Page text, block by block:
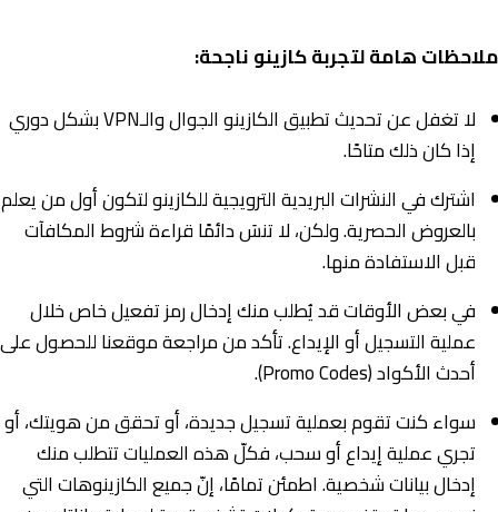
ملاحظات هامة لتجربة كازينو ناجحة:
لا تغفل عن تحديث تطبيق الكازينو الجوال والـVPN بشكل دوري
إذا كان ذلك متاحًا.
اشترك في النشرات البريدية الترويجية للكازينو لتكون أول من يعلم
بالعروض الحصرية. ولكن، لا تنسَ دائمًا قراءة شروط المكافآت
قبل الاستفادة منها.
في بعض الأوقات قد يُطلب منك إدخال رمز تفعيل خاص خلال
عملية التسجيل أو الإيداع. تأكد من مراجعة موقعنا للحصول على
أحدث الأكواد (Promo Codes).
سواء كنت تقوم بعملية تسجيل جديدة، أو تحقق من هويتك، أو
تجري عملية إيداع أو سحب، فكلّ هذه العمليات تتطلب منك
إدخال بيانات شخصية. اطمئن تمامًا، إنّ جميع الكازينوهات التي